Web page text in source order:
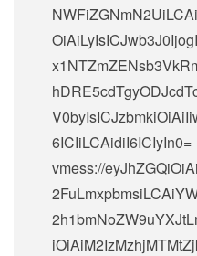
6ICIiLCAidiI6ICIyIn0=
vmess://